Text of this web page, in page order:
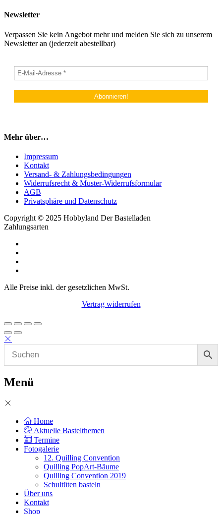
Newsletter
Verpassen Sie kein Angebot mehr und melden Sie sich zu unserem
Newsletter an (jederzeit abestellbar)
Mehr über…
Impressum
Kontakt
Versand- & Zahlungsbedingungen
Widerrufsrecht & Muster-Widerrufsformular
AGB
Privatsphäre und Datenschutz
Copyright © 2025 Hobbyland Der Bastelladen
Zahlungsarten
Alle Preise inkl. der gesetzlichen MwSt.
Vertrag widerrufen
Menü
Home
Aktuelle Bastelthemen
Termine
Fotogalerie
12. Quilling Convention
Quilling PopArt-Bäume
Quilling Convention 2019
Schultüten basteln
Über uns
Kontakt
Shop